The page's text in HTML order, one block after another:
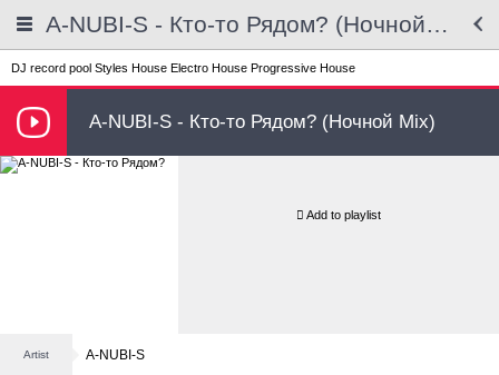
A-NUBI-S - Кто-то Рядом? (Ночной Mix)
DJ record pool Styles House Electro House Progressive House
A-NUBI-S - Кто-то Рядом? (Ночной Mix)
Add to playlist
Artist A-NUBI-S